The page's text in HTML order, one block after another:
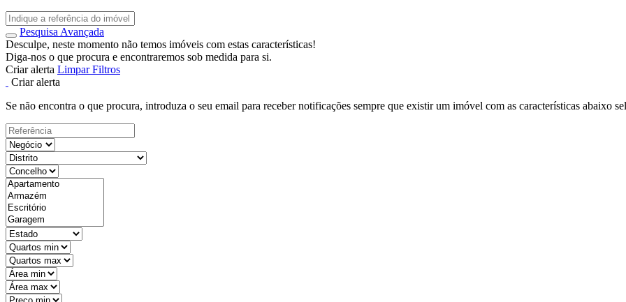
Pesquisa Avançada
Desculpe, neste momento não temos imóveis com estas características!
Diga-nos o que procura e encontraremos sob medida para si.
Criar alerta Limpar Filtros
Criar alerta
Se não encontra o que procura, introduza o seu email para receber notificações sempre que existir um imóvel com as características abaixo